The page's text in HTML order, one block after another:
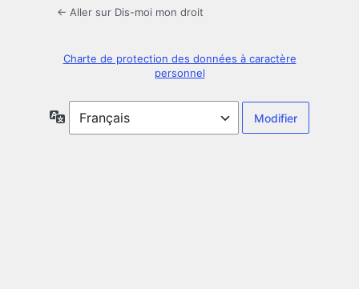
← Aller sur Dis-moi mon droit
Charte de protection des données à caractère
personnel
Langue